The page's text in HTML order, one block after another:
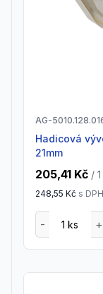
AG-
Hadicová vývodka mosazná, závit Pg16, průměr
21mm
205,41 Kč / 1
248,55 Kč s DPH